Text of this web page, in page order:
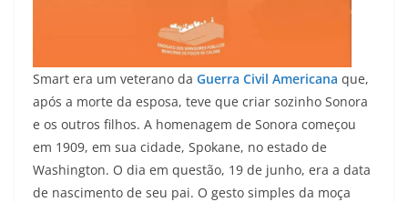
Smart era um veterano da Guerra Civil Americana que,
após a morte da esposa, teve que criar sozinho Sonora
e os outros filhos. A homenagem de Sonora começou
em 1909, em sua cidade, Spokane, no estado de
Washington. O dia em questão, 19 de junho, era a data
de nascimento de seu pai. O gesto simples da moça